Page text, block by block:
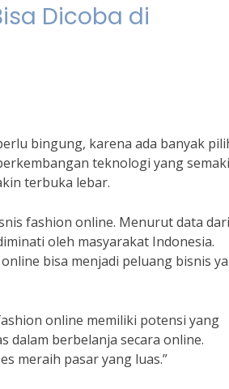
Dicoba di
bingung, karena ada banyak
teknologi yang
terbuka lebar.
fashion online. Menurut data dari
oleh masyarakat Indonesia.
bisa menjadi peluang bisnis
online memiliki potensi yang
dalam berbelanja secara online.
meraih pasar yang luas.”